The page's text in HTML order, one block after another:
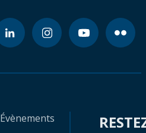
Évènements